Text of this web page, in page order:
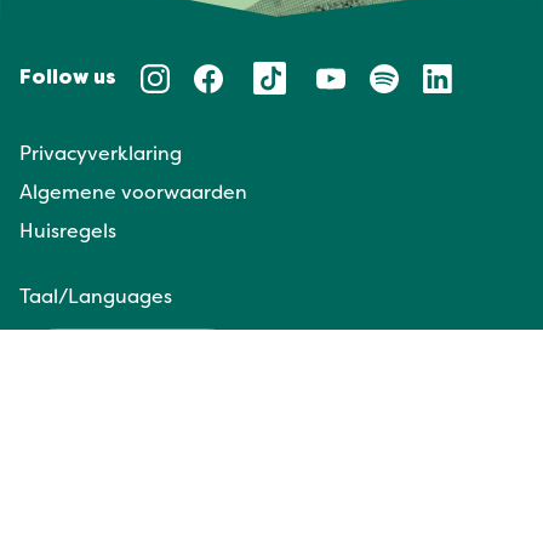
Follow us
Privacyverklaring
Algemene voorwaarden
Huisregels
Taal/Languages